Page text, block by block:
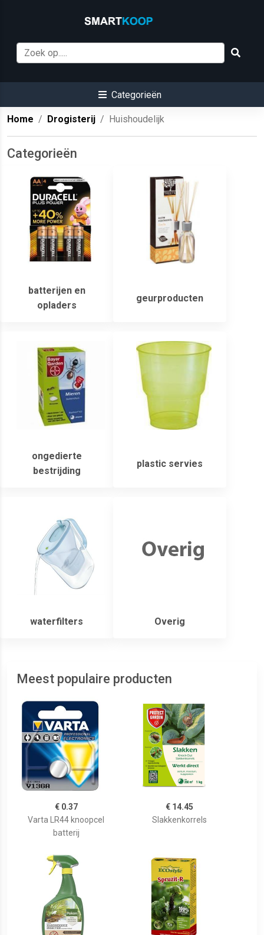
Categorieën
Home Drogisterij Huishoudelijk
Categorieën
batterijen en
opladers
geurproducten
ongedierte
bestrijding
plastic servies
waterfilters Overig
Meest populaire producten
€ 0.37
Varta LR44 knoopcel
batterij
€ 14.45
Slakkenkorrels